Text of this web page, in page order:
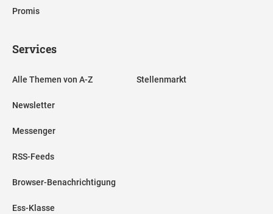
Promis
Services
Alle Themen von A-Z
Newsletter
Messenger
RSS-Feeds
Browser-Benachrichtigung
Ess-Klasse
Stellenmarkt